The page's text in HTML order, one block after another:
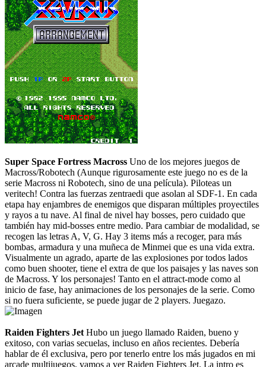
Super Space Fortress Macross Uno de los mejores juegos de
Macross/Robotech (Aunque rigurosamente este juego no es de la
serie Macross ni Robotech, sino de una película). Piloteas un
veritech! Contra las fuerzas zentraedi que asolan al SDF-1. En cada
etapa hay enjambres de enemigos que disparan múltiples proyectiles
y rayos a tu nave. Al final de nivel hay bosses, pero cuidado que
también hay mid-bosses entre medio. Para cambiar de modalidad, se
recogen las letras A, V, G. Hay 3 items más a recoger, para más
bombas, armadura y una muñeca de Minmei que es una vida extra.
Visualmente un agrado, aparte de las explosiones por todos lados
como buen shooter, tiene el extra de que los paisajes y las naves son
de Macross. Y los personajes! Tanto en el attract-mode como al
inicio de fase, hay animaciones de los personajes de la serie. Como
si no fuera suficiente, se puede jugar de 2 players. Juegazo.
Raiden Fighters Jet Hubo un juego llamado Raiden, bueno y
exitoso, con varias secuelas, incluso en años recientes. Debería
hablar de él exclusiva, pero por tenerlo entre los más jugados en mi
arcade multijuegos, vamos a ver Raiden Fighters Jet. La intro es